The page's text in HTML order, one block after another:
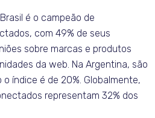
é o campeão de
com 49% de seus
sobre marcas e produtos
da web. Na Argentina, são
índice é de 20%. Globalmente,
representam 32% dos